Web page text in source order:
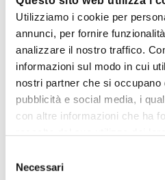
Utilizziamo i cookie per
annunci, per fornire
analizzare il nostro traffico.
informazioni sul modo in cui
nostri partner che si occupano
pubblicità e social media, i
con altre informazioni che ha
delNecessari
classifica si può
prime venti posizioni
post informazionale,
post emozionale e
Presidente